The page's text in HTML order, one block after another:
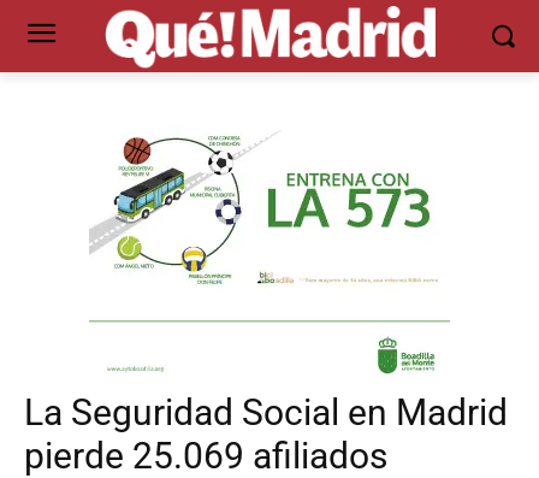
La Seguridad Social en Madrid
pierde 25.069 afiliados